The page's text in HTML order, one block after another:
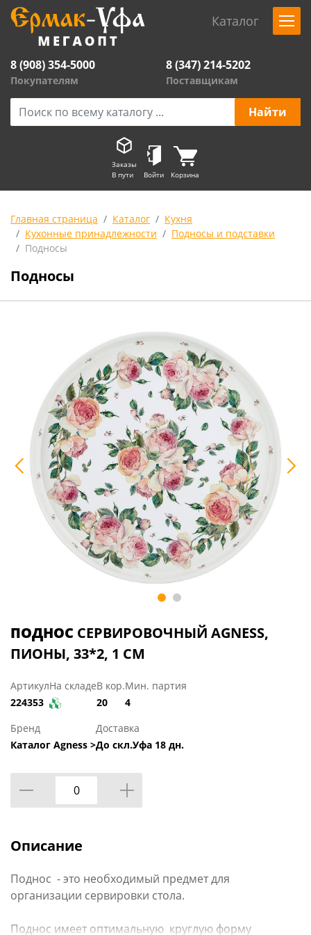
Каталог
8 (908) 354-5000
Покупателям
8 (347) 214-5202
Поставщикам
Заказы
В пути
Войти Корзина
Главная страница Каталог
Кухня
Кухонные принадлежности
Подносы и подставки
Подносы
Подносы
ПОДНОС СЕРВИРОВОЧНЫЙ AGNESS,
ПИОНЫ, 33*2, 1 СМ
Артикул
224353
На складеВ кор.
20
Мин. партия
4
Бренд
Каталог Agness >
Доставка
До скл.Уфа 18 дн.
Описание
Поднос - это необходимый предмет для
организации сервировки стола.
Поднос имеет оптимальную круглую форму